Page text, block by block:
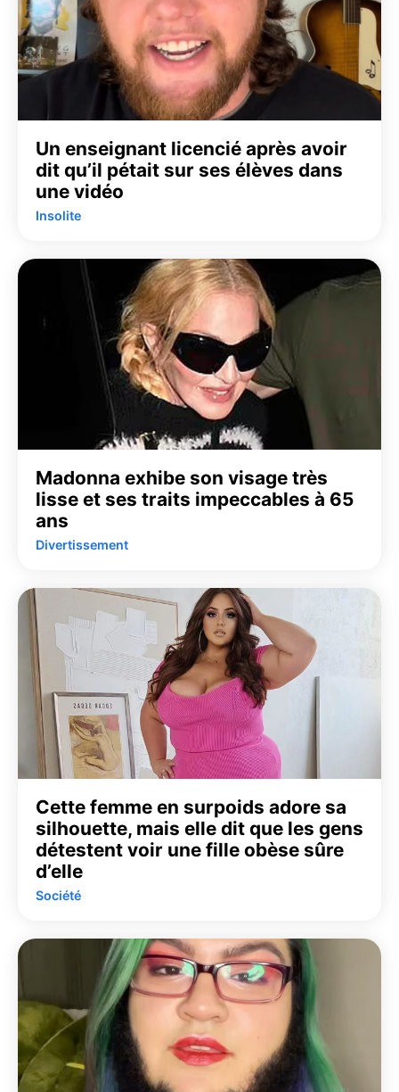
Un enseignant licencié après avoir
dit qu’il pétait sur ses élèves dans
une vidéo
Insolite
Madonna exhibe son visage très
lisse et ses traits impeccables à 65
ans
Divertissement
Cette femme en surpoids adore sa
silhouette, mais elle dit que les gens
détestent voir une fille obèse sûre
d’elle
Société